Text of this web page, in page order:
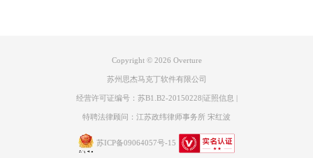
Copyright © 2026 Overture
苏州思杰马克丁软件有限公司
经营许可证编号：苏B1.B2-20150228 证照信息
特聘法律顾问：江苏政纬律师事务所 宋红波
苏ICP备09064057号-15